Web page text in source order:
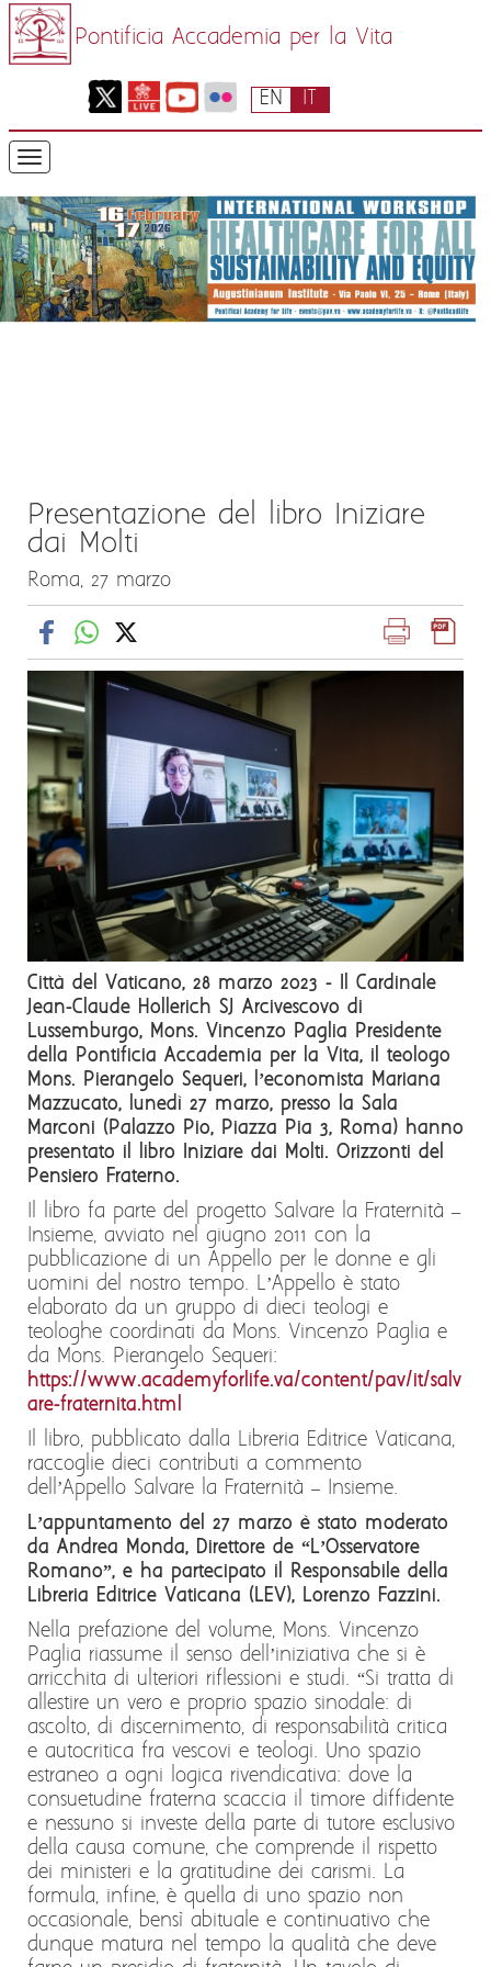
Pontificia Accademia per la Vita
IT
EN
Presentazione del libro Iniziare
dai Molti
Roma, 27 marzo
Città del Vaticano, 28 marzo 2023 - Il Cardinale
Jean-Claude Hollerich SJ Arcivescovo di
Lussemburgo, Mons. Vincenzo Paglia Presidente
della Pontificia Accademia per la Vita, il teologo
Mons. Pierangelo Sequeri, l’economista Mariana
Mazzucato, lunedì 27 marzo, presso la Sala
Marconi (Palazzo Pio, Piazza Pia 3, Roma) hanno
presentato il libro Iniziare dai Molti. Orizzonti del
Pensiero Fraterno.
Il libro fa parte del progetto Salvare la Fraternità –
Insieme, avviato nel giugno 2011 con la
pubblicazione di un Appello per le donne e gli
uomini del nostro tempo. L’Appello è stato
elaborato da un gruppo di dieci teologi e
teologhe coordinati da Mons. Vincenzo Paglia e
da Mons. Pierangelo Sequeri:
https://www.academyforlife.va/content/pav/it/salv
are-fraternita.html
Il libro, pubblicato dalla Libreria Editrice Vaticana,
raccoglie dieci contributi a commento
dell’Appello Salvare la Fraternità – Insieme.
L’appuntamento del 27 marzo è stato moderato
da Andrea Monda, Direttore de “L’Osservatore
Romano”, e ha partecipato il Responsabile della
Libreria Editrice Vaticana (LEV), Lorenzo Fazzini.
Nella prefazione del volume, Mons. Vincenzo
Paglia riassume il senso dell’iniziativa che si è
arricchita di ulteriori riflessioni e studi. “Si tratta di
allestire un vero e proprio spazio sinodale: di
ascolto, di discernimento, di responsabilità critica
e autocritica fra vescovi e teologi. Uno spazio
estraneo a ogni logica rivendicativa: dove la
consuetudine fraterna scaccia il timore diffidente
e nessuno si investe della parte di tutore esclusivo
della causa comune, che comprende il rispetto
dei ministeri e la gratitudine dei carismi. La
formula, infine, è quella di uno spazio non
occasionale, bensì abituale e continuativo che
dunque matura nel tempo la qualità che deve